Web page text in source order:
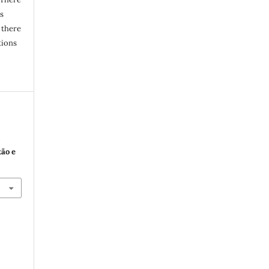
there
e